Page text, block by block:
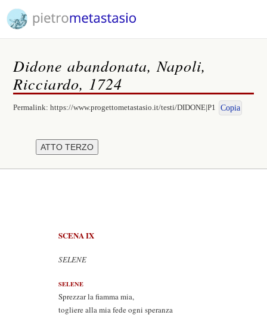
Didone abandonata, Napoli,
Ricciardo, 1724
Permalink:https://www.progettometastasio.it/testi/DIDONE|P1 Copia
SCENA IX
SELENE
SELENE
Sprezzar la fiamma mia,
togliere alla mia fede ogni speranza